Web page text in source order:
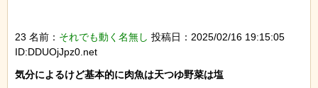
23 名前： それでも動く名無し 投稿日：2025/02/16 19:15:05
ID:DDUOjJpz0.net
気分によるけど基本的に肉魚は天つゆ野菜は塩